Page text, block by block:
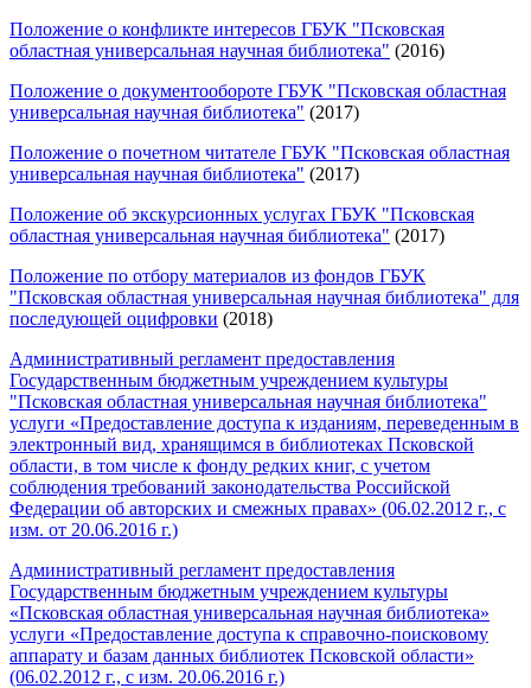
Положение о конфликте интересов ГБУК "Псковская
областная универсальная научная библиотека" (2016)
Положение о документообороте ГБУК "Псковская областная
универсальная научная библиотека" (2017)
Положение о почетном читателе ГБУК "Псковская областная
универсальная научная библиотека" (2017)
Положение об экскурсионных услугах ГБУК "Псковская
областная универсальная научная библиотека" (2017)
Положение по отбору материалов из фондов ГБУК
"Псковская областная универсальная научная библиотека" для
последующей оцифровки (2018)
Административный регламент предоставления
Государственным бюджетным учреждением культуры
"Псковская областная универсальная научная библиотека"
услуги «Предоставление доступа к изданиям, переведенным в
электронный вид, хранящимся в библиотеках Псковской
области, в том числе к фонду редких книг, с учетом
соблюдения требований законодательства Российской
Федерации об авторских и смежных правах» (06.02.2012 г., с
изм. от 20.06.2016 г.)
Административный регламент предоставления
Государственным бюджетным учреждением культуры
«Псковская областная универсальная научная библиотека»
услуги «Предоставление доступа к справочно-поисковому
аппарату и базам данных библиотек Псковской области»
(06.02.2012 г., с изм. 20.06.2016 г.)